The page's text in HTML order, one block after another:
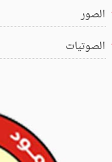
الصور
الصوتيات